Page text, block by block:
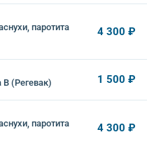
паротита
4 300 ₽
В (Регевак) 1 500 ₽
паротита
4 300 ₽